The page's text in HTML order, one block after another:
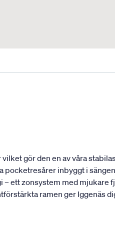
gör den en av våra
inbyggt i
ett zonsystem med mjukare
ramen ger Iggenäs